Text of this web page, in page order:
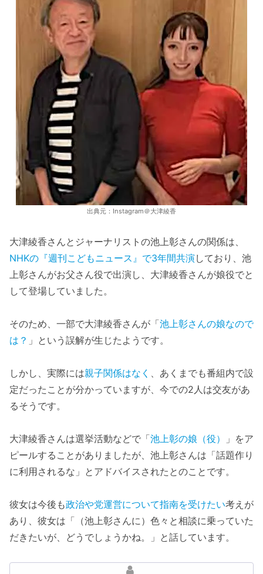
出典元：Instagram＠大津綾香
大津綾香さんとジャーナリストの池上彰さんの関係は、
NHKの『週刊こどもニュース』で3年間共演しており、池
上彰さんがお父さん役で出演し、大津綾香さんが娘役でと
して登場していました。
そのため、一部で大津綾香さんが「池上彰さんの娘なので
は？ 」という誤解が生じたようです。
しかし、実際には親子関係はなく 、あくまでも番組内で設
定だったことが分かっていますが、今での2人は交友があ
るそうです。
大津綾香さんは選挙活動などで「池上彰の娘（役）
」をア
ピールすることがありましたが、池上彰さんは「話題作り
に利用されるな」とアドバイスされたとのことです。
彼女は今後も政治や党運営について指南を受けたい考えが
あり、彼女は「（池上彰さんに）色々と相談に乗っていた
だきたいが、どうでしょうかね。」と話しています。